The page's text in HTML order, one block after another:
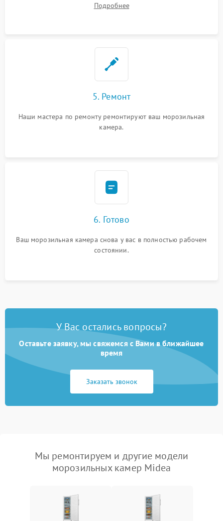
Подробнее
5. Ремонт
Наши мастера по ремонту ремонтируют ваш морозильная
камера.
6. Готово
Ваш морозильная камера снова у вас в полностью рабочем
состоянии.
У Вас остались вопросы?
Оставьте заявку, мы свяжемся с Вами в ближайшее
время
Заказать звонок
Мы ремонтируем и другие модели
морозильных камер Midea